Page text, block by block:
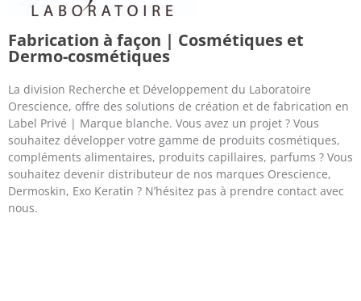
Fabrication à façon | Cosmétiques et
Dermo-cosmétiques
La division Recherche et Développement du Laboratoire
Orescience, offre des solutions de création et de fabrication en
Label Privé | Marque blanche. Vous avez un projet ? Vous
souhaitez développer votre gamme de produits cosmétiques,
compléments alimentaires, produits capillaires, parfums ? Vous
souhaitez devenir distributeur de nos marques Orescience,
Dermoskin, Exo Keratin ? N’hésitez pas à prendre contact avec
nous.